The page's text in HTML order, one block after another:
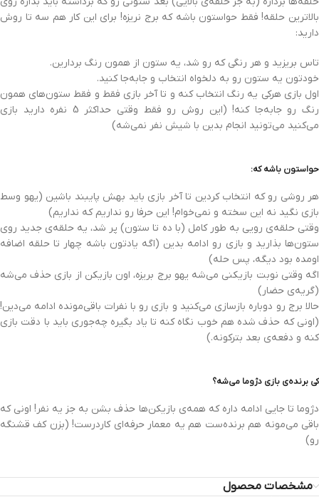
بالاترین حلقه! فقط حواستون باشه که برج نریزه! برای این کار هم سه تا روش
دارید:
تاس بریزید و هر رنگی که رو شد، یه ستون از همون رنگ بردارین.
خودتون یه ستون رو به دلخواه انتخاب و جابه‌جا کنید.
اول بازی هرکی یه رنگ انتخاب کنه و تا آخر بازی فقط و فقط ستون‌های همون
رنگ رو جابه‌جا کنه! (این روش رو فقط وقتی حداکثر 5 نفره دارید بازی
می‌کنید می‌تونید انجام بدین با شیش نفر نمی‌شه)
حواستون باشه که:
هر روشی رو که انتخاب کردین تا آخر بازی باید بهش پایبند باشین (یهو وسط
بازی نگید نه این سخته و نمی‌خوام! این حرفا رو نداریم که نداریم)
وقتی حلقه‌ی رویی به طور کامل (با ده تا ستون) پر شد، یه حلقه‌ی جدید روی
ستون‌ها بذارید و بازی رو ادامه بدین (اگه یادتون باشه چهار تا حلقه اضافه
اومده بود دیگه، پس حله)
اگه وقتی نوبت بازیکنی می‌شه یهو برج بریزه، اون بازیکن از بازی حذف می‌شه
(گریه‌ی حضار)
حالا برج رو دوباره بازسازی می‌کنید و بازی رو با نفرات باقی‌مونده ادامه می‌دین!
(اونی که حذف شده هم خوب نگاه کنه تا یاد بگیره چه‌جوری باید با دقت بازی
کنه و دفعه‌ی بعد بترکونه.)
کی برنده‌ی بازی دژوما می‌شه؟
دژوما تا جایی ادامه داره که همه‌ی بازیکن‌ها حذف بشن به جز یه نفر! اونی که
باقی‌ می‌مونه هم برنده‌ست هم یه معمار حرفه‌ای کاردرست! (بزن کف قشنگه
رو)
مشخصات محصول